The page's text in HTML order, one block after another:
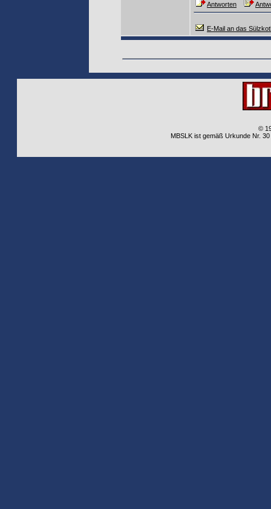
Antworten
E-Mail an das
©
MBSLK ist gemäß Urkunde Nr.